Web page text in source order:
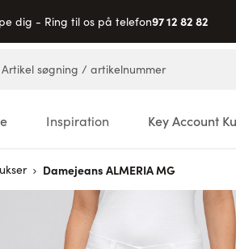
dig - Ring til os på telefon97 12 82 82
Inspiration Key Account
Damejeans ALMERIA MG